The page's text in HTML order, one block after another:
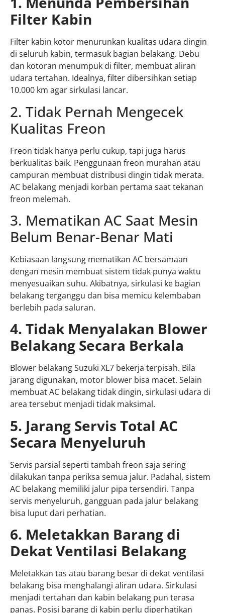
Filter Kabin
Filter kabin kotor menurunkan kualitas udara dingin
di seluruh kabin, termasuk bagian belakang. Debu
dan kotoran menumpuk di filter, membuat aliran
udara tertahan. Idealnya, filter dibersihkan setiap
10.000 km agar sirkulasi lancar.
2. Tidak Pernah Mengecek
Kualitas Freon
Freon tidak hanya perlu cukup, tapi juga harus
berkualitas baik. Penggunaan freon murahan atau
campuran membuat distribusi dingin tidak merata.
AC belakang menjadi korban pertama saat tekanan
freon melemah.
3. Mematikan AC Saat Mesin
Belum Benar-Benar Mati
Kebiasaan langsung mematikan AC bersamaan
dengan mesin membuat sistem tidak punya waktu
menyesuaikan suhu. Akibatnya, sirkulasi ke bagian
belakang terganggu dan bisa memicu kelembaban
berlebih pada saluran.
4. Tidak Menyalakan Blower
Belakang Secara Berkala
Blower belakang Suzuki XL7 bekerja terpisah. Bila
jarang digunakan, motor blower bisa macet. Selain
membuat AC belakang tidak dingin, sirkulasi udara di
area tersebut menjadi tidak maksimal.
5. Jarang Servis Total AC
Secara Menyeluruh
Servis parsial seperti tambah freon saja sering
dilakukan tanpa periksa semua jalur. Padahal, sistem
AC belakang memiliki jalur pipa tersendiri. Tanpa
servis menyeluruh, gangguan pada jalur belakang
bisa luput dari perhatian.
6. Meletakkan Barang di
Dekat Ventilasi Belakang
Meletakkan tas atau barang besar di dekat ventilasi
belakang bisa menghalangi aliran udara. Sirkulasi
menjadi tertahan dan kabin belakang pun terasa
panas. Posisi barang di kabin perlu diperhatikan